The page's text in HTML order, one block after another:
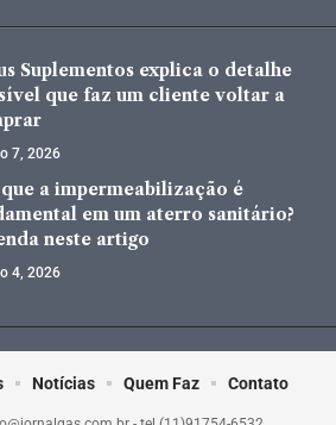
Suplementos explica o detalhe
que faz um cliente voltar a
7, 2026
a impermeabilização é
em um aterro sanitário?
neste artigo
4, 2026
Notícias Quem Faz Contato